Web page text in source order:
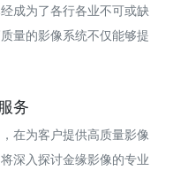
成为了各行各业不可或缺
量的影像系统不仅能够提
务
在为客户提供高质量影像
深入探讨金缘影像的专业